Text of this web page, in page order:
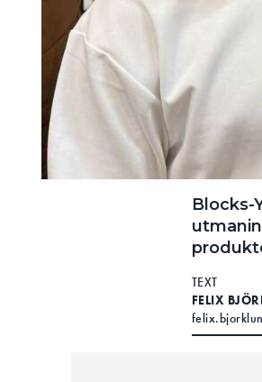
Blocks-
TEXT
FELIX